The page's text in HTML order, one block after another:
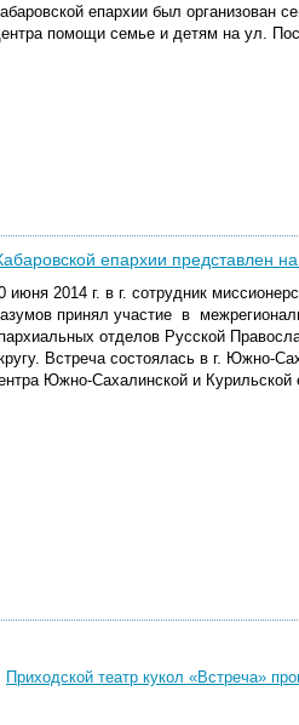
епархии был организован
помощи семье и детям на ул.
епархии представлен
июня 2014 г. в г. сотрудник
принял участие в
отделов Русской
Встреча состоялась в г. Южно-
Южно-Сахалинской и Курильской
Приходской театр кукол «Встреча»